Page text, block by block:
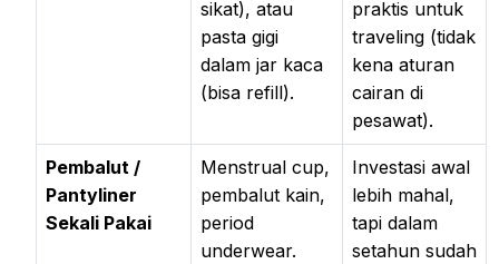
sikat), atau
pasta gigi
dalam jar kaca
(bisa refill).
praktis untuk
traveling (tidak
kena aturan
cairan di
pesawat).
Pembalut /
Pantyliner
Sekali Pakai
Menstrual cup,
pembalut kain,
period
underwear.
Investasi awal
lebih mahal,
tapi dalam
setahun sudah